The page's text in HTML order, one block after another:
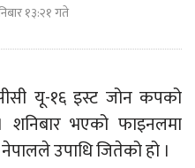
१३:२१ गते
यू-१६ इस्ट जोन कपको
भएको फाइनलमा
उपाधि जितेको हो ।